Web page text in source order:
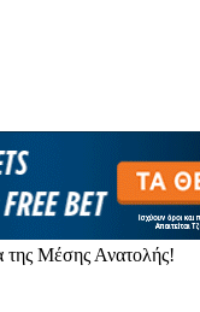
της Μέσης Ανατολής!